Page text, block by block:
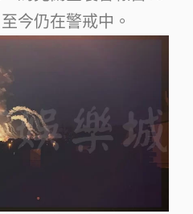
今仍在警戒中。